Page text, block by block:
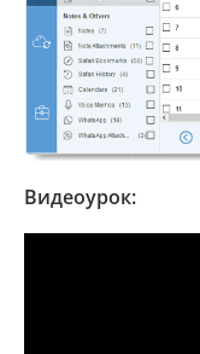
Видеоурок: